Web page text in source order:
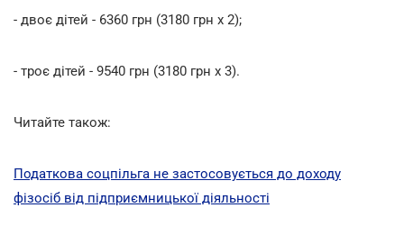
- двоє дітей - 6360 грн (3180 грн х 2);
- троє дітей - 9540 грн (3180 грн х 3).
Читайте також:
Податкова соцпільга не застосовується до доходу
фізосіб від підприємницької діяльності